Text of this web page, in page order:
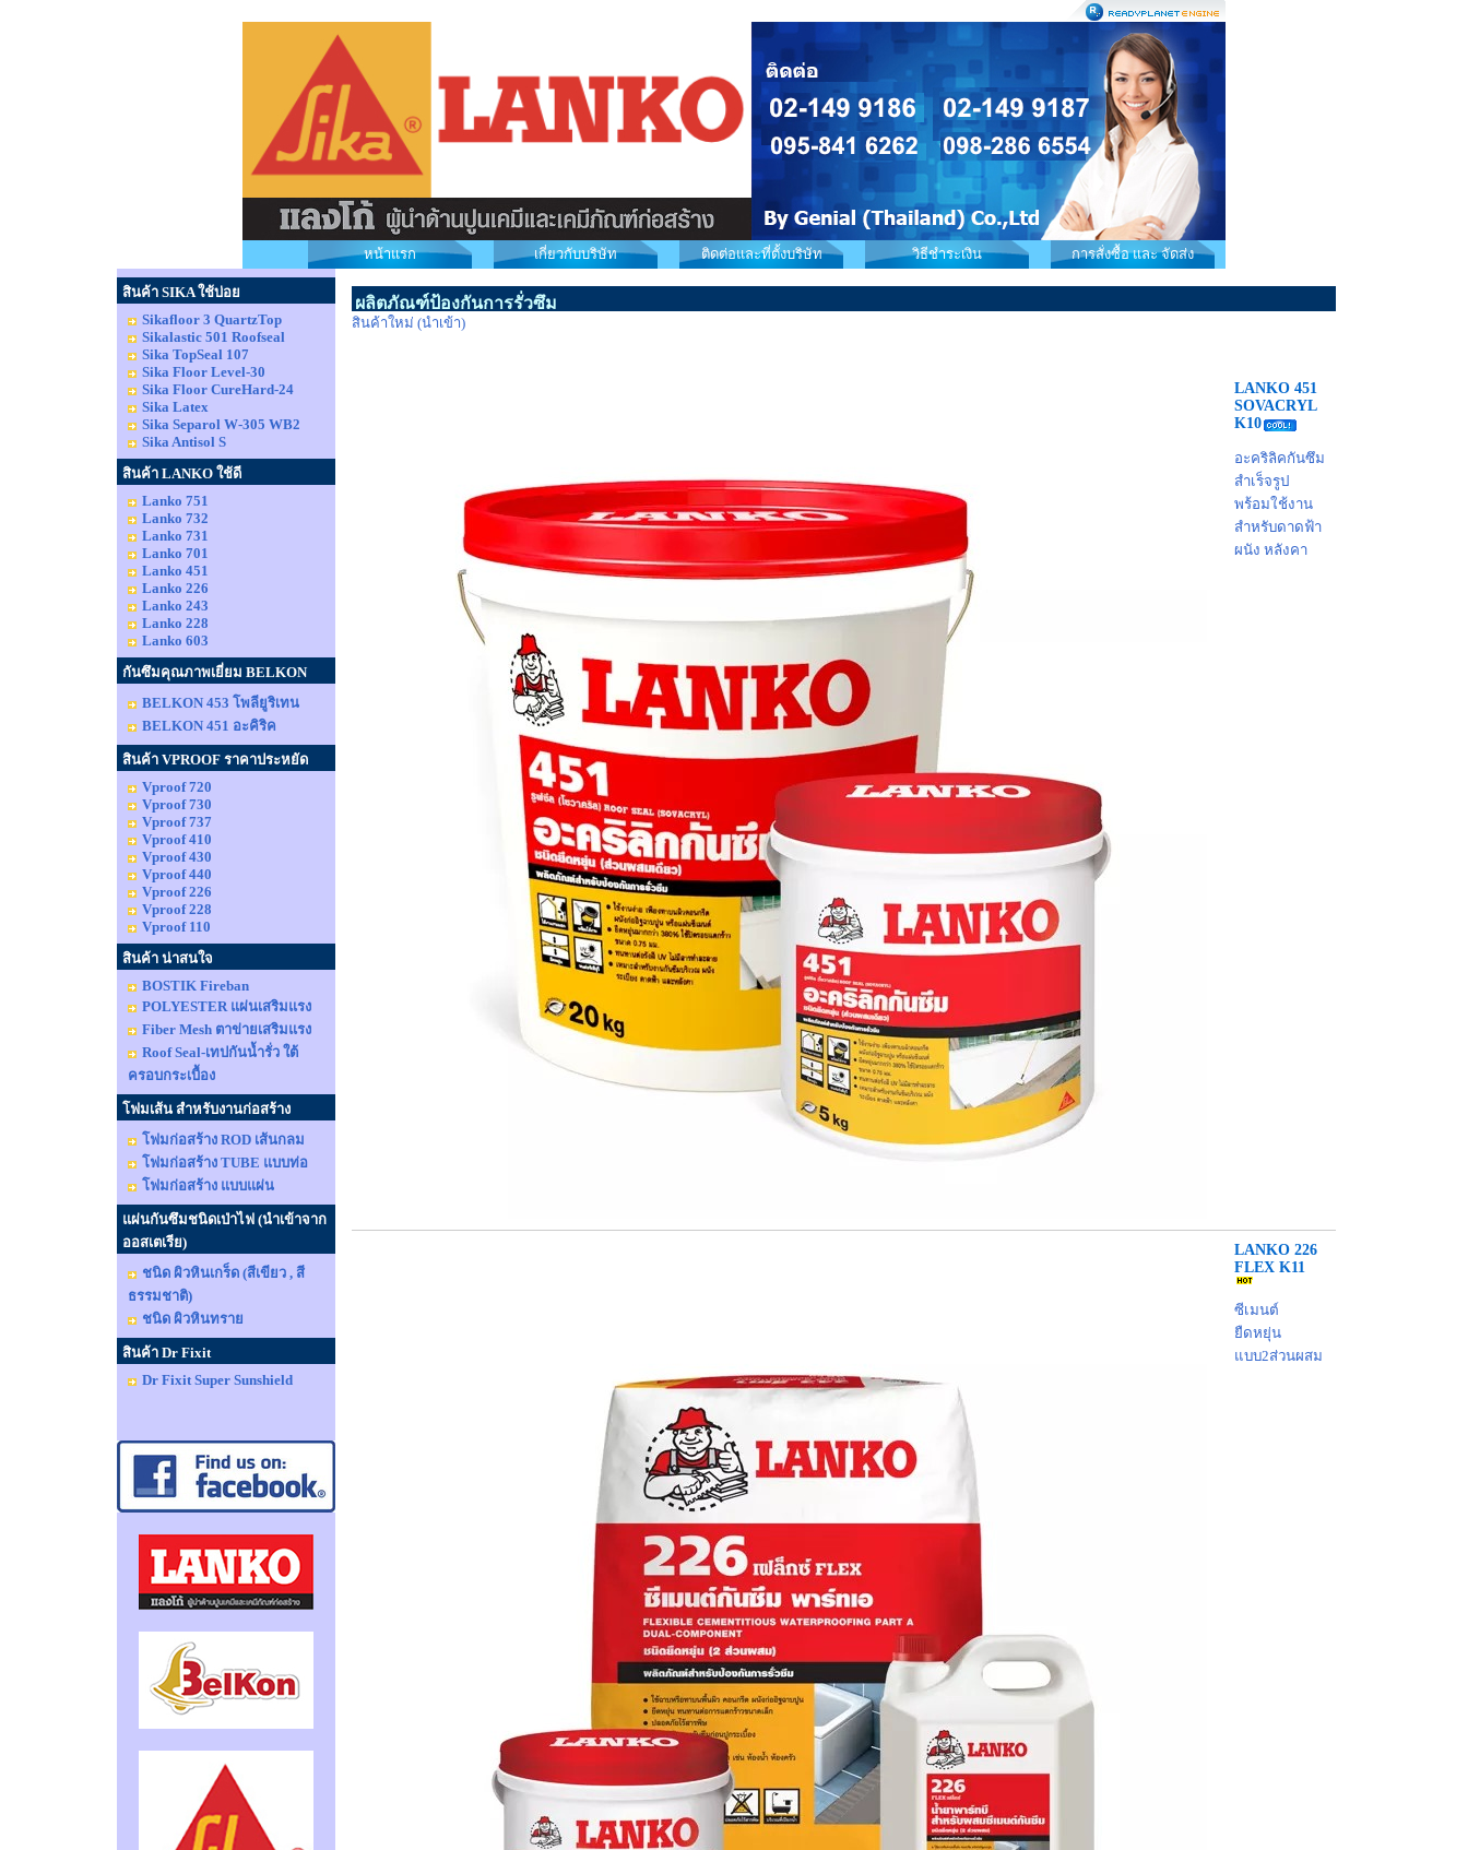
หน้าแรก เกี่ยวกับบริษัท ติดต่อและที่ตั้งบริษัท วิธีชำระเงิน การสั่งซื้อ และ จัดส่ง
สินค้า SIKA ใช้บ่อย
Sikafloor 3 QuartzTop
Sikalastic 501 Roofseal
Sika TopSeal 107
Sika Floor Level-30
Sika Floor CureHard-24
Sika Latex
Sika Separol W-305 WB2
Sika Antisol S
สินค้า LANKO ใช้ดี
Lanko 751
Lanko 732
Lanko 731
Lanko 701
Lanko 451
Lanko 226
Lanko 243
Lanko 228
Lanko 603
กันซึมคุณภาพเยี่ยม BELKON
BELKON 453 โพลียูริเทน
BELKON 451 อะคิริค
สินค้า VPROOF ราคาประหยัด
Vproof 720
Vproof 730
Vproof 737
Vproof 410
Vproof 430
Vproof 440
Vproof 226
Vproof 228
Vproof 110
สินค้า น่าสนใจ
BOSTIK Fireban
POLYESTER แผ่นเสริมแรง
Fiber Mesh ตาข่ายเสริมแรง
Roof Seal-เทปกันน้ำรั่ว ใต้
ครอบกระเบื้อง
โฟมเส้น สำหรับงานก่อสร้าง
โฟมก่อสร้าง ROD เส้นกลม
โฟมก่อสร้าง TUBE แบบท่อ
โฟมก่อสร้าง แบบแผ่น
แผ่นกันซึมชนิดเป่าไฟ (นำเข้าจาก
ออสเตเรีย)
ชนิด ผิวหินเกร็ด (สีเขียว , สี
ธรรมชาติ)
ชนิด ผิวหินทราย
สินค้า Dr Fixit
Dr Fixit Super Sunshield
ผลิตภัณฑ์ป้องกันการรั่วซึม
สินค้าใหม่ (นำเข้า)
LANKO 451
SOVACRYL
K10
อะคริลิคกันซึม
สำเร็จรูป
พร้อมใช้งาน
สำหรับดาดฟ้า
ผนัง หลังคา
LANKO 226
FLEX K11
ซีเมนต์
ยืดหยุ่น
แบบ2ส่วนผสม